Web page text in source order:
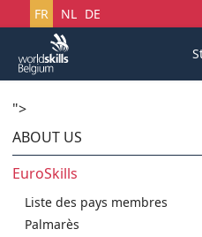
Sélectionnez votre langue
FR NL DE
">
ABOUT US
EuroSkills
Liste des pays membres
Palmarès